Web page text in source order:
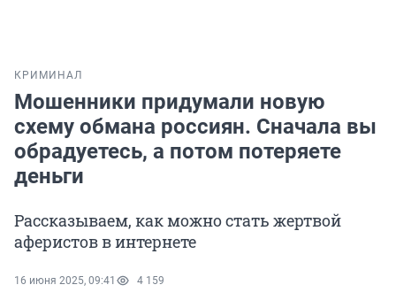
КРИМИНАЛ
Мошенники придумали новую
схему обмана россиян. Сначала вы
обрадуетесь, а потом потеряете
деньги
Рассказываем, как можно стать жертвой
аферистов в интернете
16 июня 2025, 09:41 4 159